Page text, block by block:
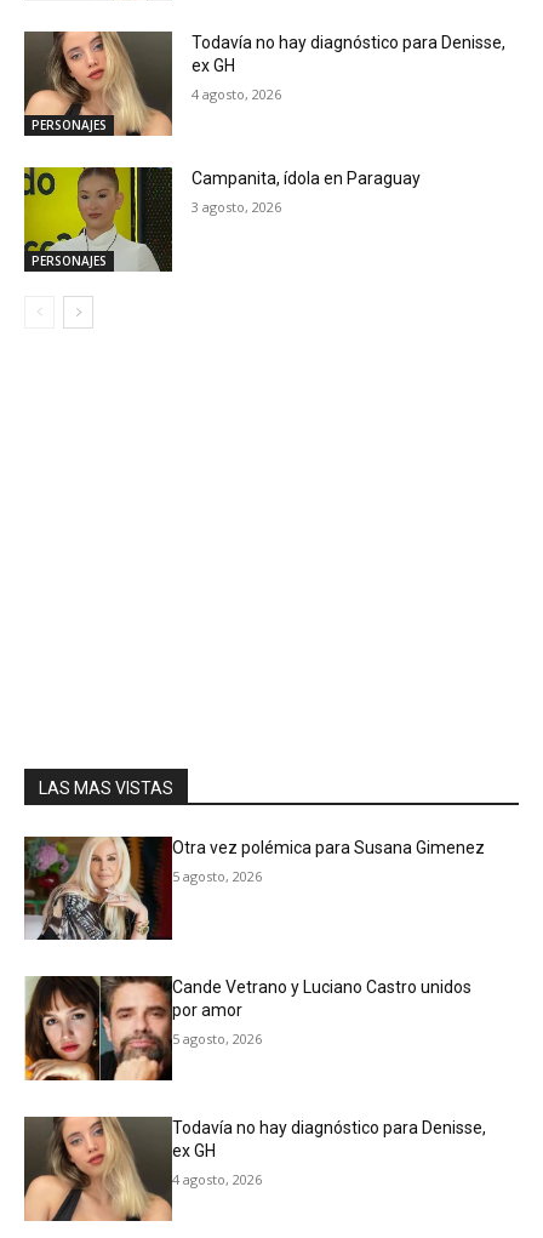
PERSONAJES
Todavía no hay diagnóstico para Denisse,
ex GH
4 agosto, 2026
PERSONAJES
Campanita, ídola en Paraguay
3 agosto, 2026
LAS MAS VISTAS
Otra vez polémica para Susana Gimenez
5 agosto, 2026
Cande Vetrano y Luciano Castro unidos
por amor
5 agosto, 2026
Todavía no hay diagnóstico para Denisse,
ex GH
4 agosto, 2026